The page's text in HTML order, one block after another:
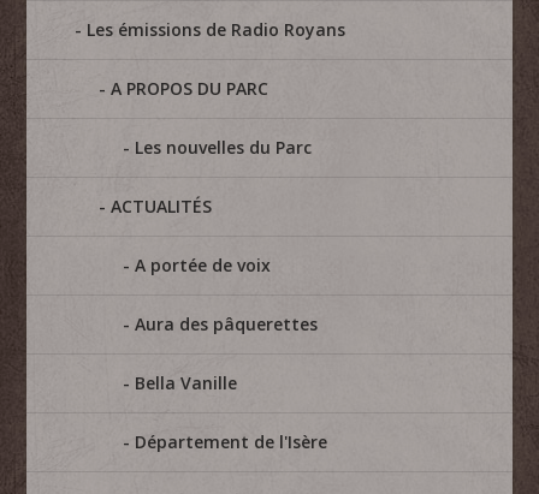
Les émissions de Radio Royans
A PROPOS DU PARC
Les nouvelles du Parc
ACTUALITÉS
A portée de voix
Aura des pâquerettes
Bella Vanille
Département de l'Isère